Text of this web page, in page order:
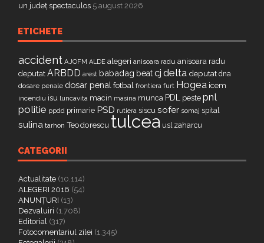
un județ spectaculos 5 august 2026
ETICHETE
accident AJOFM ALDE alegeri anisoara radu anisoara radu
deputat ARBDD arest babadag beatcj delta deputat dna
dosare penale dosar penal fotbal frontiera furt Hogea icem
incendiu isu luncavita macin masina munca PDL peste pnl
politie ppdd primarie PSD rutiera siscu sofer somaj spital
sulina tarhon Teodorescu tulcea usl zaharcu
CATEGORII
Actualitate (10.114)
ALEGERI 2016 (54)
ANUNȚURI (13)
Dezvaluiri (1.708)
Editorial (317)
Fotocomentariul zilei (1.345)